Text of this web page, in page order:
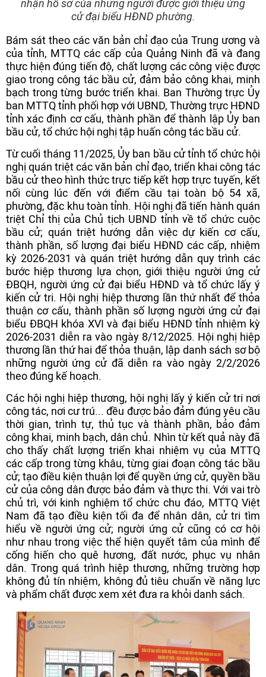
nhận hồ sơ của những người được giới thiệu ứng
cử đại biểu HĐND phường.
Bám sát theo các văn bản chỉ đạo của Trung ương và
của tỉnh, MTTQ các cấp của Quảng Ninh đã và đang
thực hiện đúng tiến độ, chất lượng các công việc được
giao trong công tác bầu cử, đảm bảo công khai, minh
bạch trong từng bước triển khai. Ban Thường trực Ủy
ban MTTQ tỉnh phối hợp với UBND, Thường trực HĐND
tỉnh xác định cơ cấu, thành phần để thành lập Ủy ban
bầu cử, tổ chức hội nghị tập huấn công tác bầu cử.
Từ cuối tháng 11/2025, Ủy ban bầu cử tỉnh tổ chức hội
nghị quán triệt các văn bản chỉ đạo, triển khai công tác
bầu cử theo hình thức trực tiếp kết hợp trực tuyến, kết
nối cùng lúc đến với điểm cầu tại toàn bộ 54 xã,
phường, đặc khu toàn tỉnh. Hội nghị đã tiến hành quán
triệt Chỉ thị của Chủ tịch UBND tỉnh về tổ chức cuộc
bầu cử; quán triệt hướng dẫn việc dự kiến cơ cấu,
thành phần, số lượng đại biểu HĐND các cấp, nhiệm
kỳ 2026-2031 và quán triệt hướng dẫn quy trình các
bước hiệp thương lựa chọn, giới thiệu người ứng cử
ĐBQH, người ứng cử đại biểu HĐND và tổ chức lấy ý
kiến cử tri. Hội nghị hiệp thương lần thứ nhất để thỏa
thuận cơ cấu, thành phần số lượng người ứng cử đại
biểu ĐBQH khóa XVI và đại biểu HĐND tỉnh nhiệm kỳ
2026-2031 diễn ra vào ngày 8/12/2025. Hội nghị hiệp
thương lần thứ hai để thỏa thuận, lập danh sách sơ bộ
những người ứng cử đã diễn ra vào ngày 2/2/2026
theo đúng kế hoạch.
Các hội nghị hiệp thương, hội nghị lấy ý kiến cử tri nơi
công tác, nơi cư trú... đều được bảo đảm đúng yêu cầu
thời gian, trình tự, thủ tục và thành phần, bảo đảm
công khai, minh bạch, dân chủ. Nhìn từ kết quả này đã
cho thấy chất lượng triển khai nhiệm vụ của MTTQ
các cấp trong từng khâu, từng giai đoạn công tác bầu
cử; tạo điều kiện thuận lợi để quyền ứng cử, quyền bầu
cử của công dân được bảo đảm và thực thi. Với vai trò
chủ trì, với kinh nghiệm tổ chức chu đáo, MTTQ Việt
Nam đã tạo điều kiện tối đa để nhân dân, cử tri tìm
hiểu về người ứng cử; người ứng cử cũng có cơ hội
như nhau trong việc thể hiện quyết tâm của mình để
cống hiến cho quê hương, đất nước, phục vụ nhân
dân. Trong quá trình hiệp thương, những trường hợp
không đủ tín nhiệm, không đủ tiêu chuẩn về năng lực
và phẩm chất được xem xét đưa ra khỏi danh sách.